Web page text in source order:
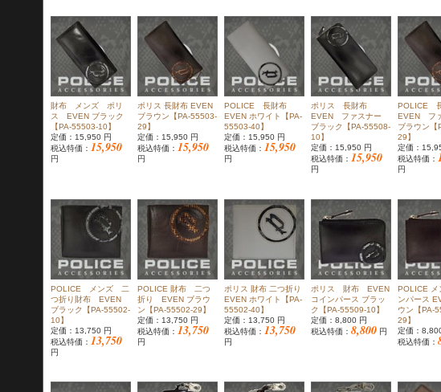
財布 メンズ ポリ
ス EVEN ブラック
【PA-55503-10】
定価：15,950 円
税込特価： 15,950
円
ポリス 長財布 EVEN
ブラウン【PA-55503-
29】
定価：15,950 円
税込特価： 15,950
円
POLICE 長財布
EVEN ホワイト【PA-
55503-40】
定価：15,950 円
税込特価： 15,950
円
ポリス 長財布
EVEN ファスナー
ブラック【PA-55508-
10】
定価：15,950 円
税込特価： 15,950
円
POLICE
EVEN フ
ブラウン【
29】
定価：
税込特価：
円
POLICE メンズ 二
つ折り財布 EVEN
ブラック【PA-55502-
10】
定価：13,750 円
税込特価： 13,750
円
POLICE 財布 二つ
折り EVEN ブラウ
ン【PA-55502-29】
定価：13,750 円
税込特価： 13,750
円
ポリス 財布 二つ折り
EVEN ホワイト【PA-
55502-40】
定価：13,750 円
税込特価： 13,750
円
ポリス 財布 EVEN
コインパース ブラッ
ク【PA-55509-10】
定価：8,800 円
税込特価： 8,800 円
POLICE メ
ンパース
ウン【PA-
29】
定価：
税込特価：